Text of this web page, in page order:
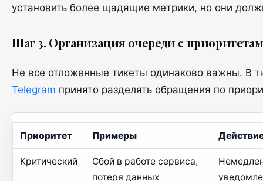
установить более щадящие метрики, но они
Шаг 3. Организация очереди с
Не все отложенные тикеты одинаково важны. В
Telegram принято разделять обращения по
Приоритет Примеры
Критический
Сбой в работе сервиса,
потеря данных